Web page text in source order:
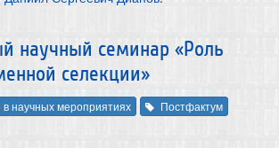
научный семинар «Роль
селекции»
в научных мероприятиях
Постфактум